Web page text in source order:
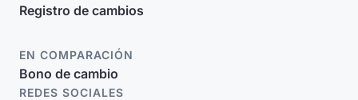
Registro de cambios
EN COMPARACIÓN
Bono de cambio
REDES SOCIALES